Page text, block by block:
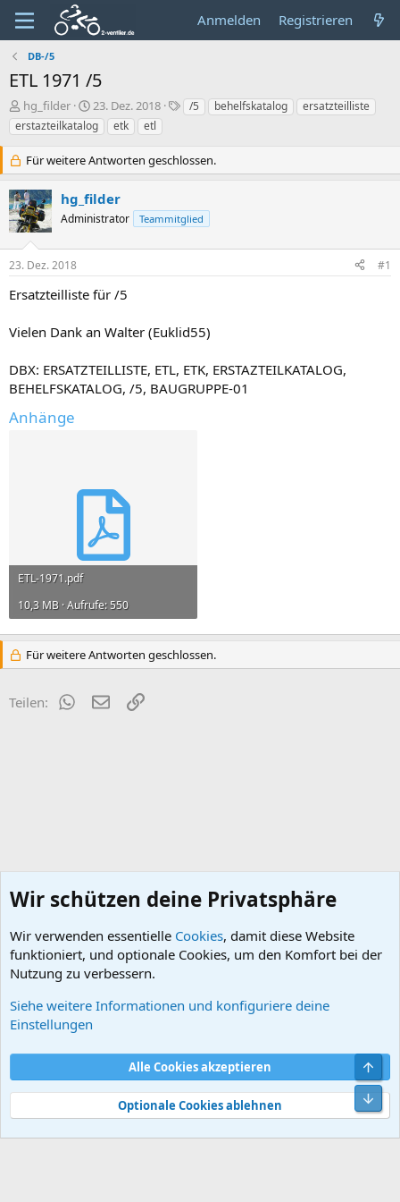
Anmelden Registrieren
DB-/5
ETL 1971 /5
E
r
s
e
l
e
r
hg_filder
E
r
s
t
e
l
t
m
23. Dez. 2018
S
a
o
t
/5 behelfskatalog
ersatzteilliste
erstazteilkatalog
etk etl
Für weitere Antworten geschlossen.
hg_filder
Administrator Teammitglied
23. Dez. 2018 #1
Ersatzteilliste für /5
Vielen Dank an Walter (Euklid55)
DBX: ERSATZTEILLISTE, ETL, ETK, ERSTAZTEILKATALOG,
BEHELFSKATALOG, /5, BAUGRUPPE-01
Anhänge
ETL-1971.pdf
10,3 MB · Aufrufe: 550
Für weitere Antworten geschlossen.
Teilen: WhatsApp
E-MailLink
DB-/5
Nutzungsbedingungen
Datenschutz
Hilfe und Impressum
Start
R
S
Community platform by XenForo® © 2010-2026 XenForo Ltd.
Wir schützen deine Privatsphäre
Wir verwenden essentielle Cookies, damit diese Website
funktioniert, und optionale Cookies, um den Komfort bei der
Nutzung zu verbessern.
Siehe weitere Informationen und konfiguriere deine
Einstellungen
Alle Cookies akzeptieren
Optionale Cookies ablehnen